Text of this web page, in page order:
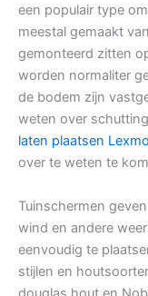
een populair type
meestal gemaakt
gemonteerd zitten
worden normaliter
de bodem zijn
weten over
laten plaatsen
over te weten te
Tuinschermen
wind en andere
eenvoudig te
stijlen en